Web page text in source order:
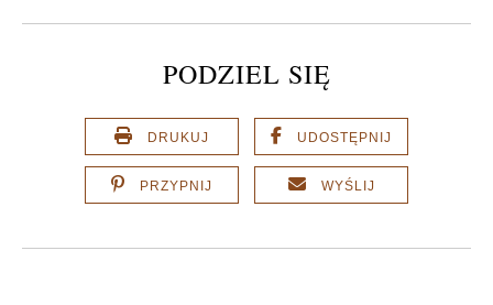
PODZIEL SIĘ
DRUKUJ UDOSTĘPNIJ
PRZYPNIJ WYŚLIJ